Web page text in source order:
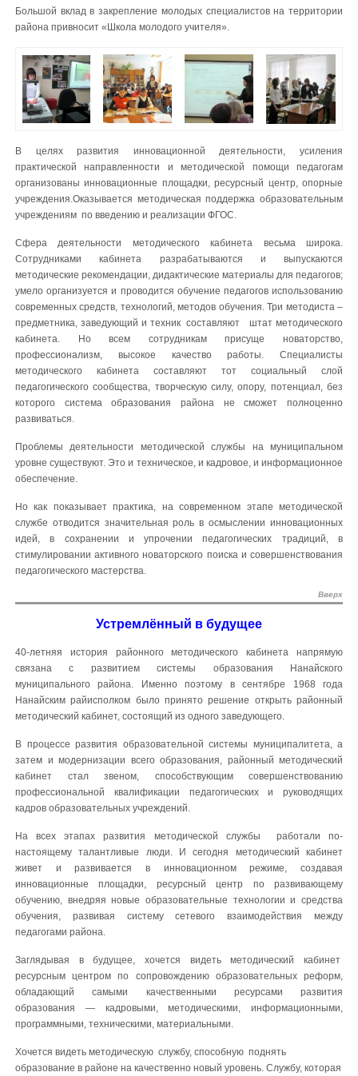
Большой вклад в закрепление молодых специалистов на территории
района привносит «Школа молодого учителя».
В целях развития инновационной деятельности, усиления
практической направленности и методической помощи педагогам
организованы инновационные площадки, ресурсный центр, опорные
учреждения.Оказывается методическая поддержка образовательным
учреждениям по введению и реализации ФГОС.
Сфера деятельности методического кабинета весьма широка.
Сотрудниками кабинета разрабатываются и выпускаются
методические рекомендации, дидактические материалы для педагогов;
умело организуется и проводится обучение педагогов использованию
современных средств, технологий, методов обучения. Три методиста –
предметника, заведующий и техник составляют штат методического
кабинета. Но всем сотрудникам присуще новаторство,
профессионализм, высокое качество работы. Специалисты
методического кабинета составляют тот социальный слой
педагогического сообщества, творческую силу, опору, потенциал, без
которого система образования района не сможет полноценно
развиваться.
Проблемы деятельности методической службы на муниципальном
уровне существуют. Это и техническое, и кадровое, и информационное
обеспечение.
Но как показывает практика, на современном этапе методической
службе отводится значительная роль в осмыслении инновационных
идей, в сохранении и упрочении педагогических традиций, в
стимулировании активного новаторского поиска и совершенствования
педагогического мастерства.
Вверх
Устремлённый в будущее
40-летняя история районного методического кабинета напрямую
связана с развитием системы образования Нанайского
муниципального района. Именно поэтому в сентябре 1968 года
Нанайским райисполком было принято решение открыть районный
методический кабинет, состоящий из одного заведующего.
В процессе развития образовательной системы муниципалитета, а
затем и модернизации всего образования, районный методический
кабинет стал звеном, способствующим совершенствованию
профессиональной квалификации педагогических и руководящих
кадров образовательных учреждений.
На всех этапах развития методической службы работали по-
настоящему талантливые люди. И сегодня методический кабинет
живет и развивается в инновационном режиме, создавая
инновационные площадки, ресурсный центр по развивающему
обучению, внедряя новые образовательные технологии и средства
обучения, развивая систему сетевого взаимодействия между
педагогами района.
Заглядывая в будущее, хочется видеть методический кабинет
ресурсным центром по сопровождению образовательных реформ,
обладающий самыми качественными ресурсами развития
образования — кадровыми, методическими, информационными,
программными, техническими, материальными.
Хочется видеть методическую службу, способную поднять
образование в районе на качественно новый уровень. Службу, которая